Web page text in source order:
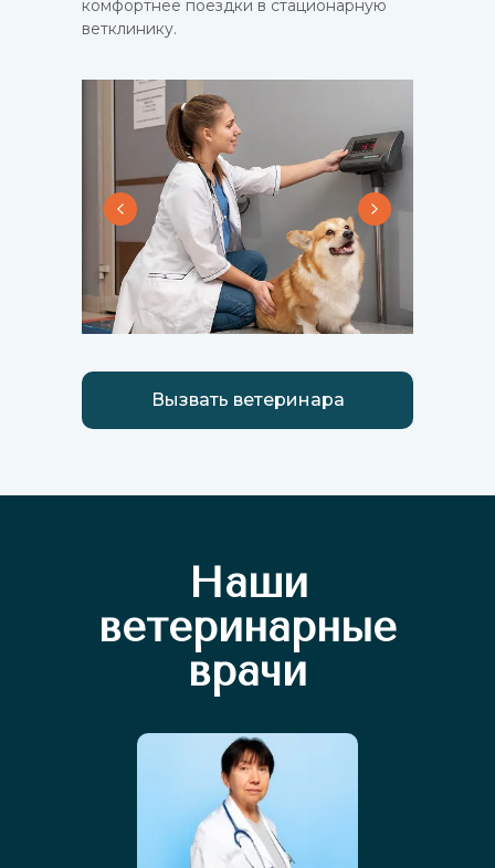
комфортнее поездки в стационарную
ветклинику.
Вызвать ветеринара
Наши
ветеринарные
врачи